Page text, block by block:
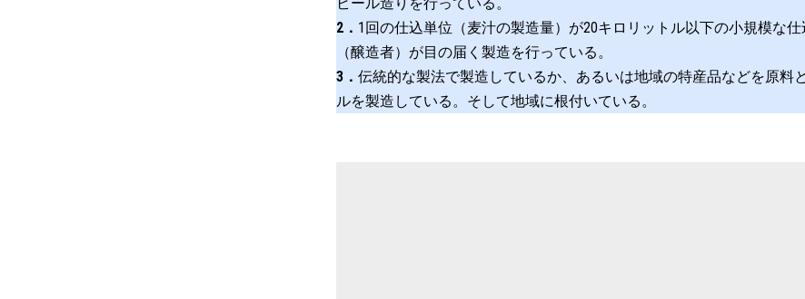
2． 1回の仕込単位（麦汁の製造量）が20キロリットル以下の小規模な
（醸造者）が目の届く製造を行っている。
3． 伝統的な製法で製造しているか、あるいは地域の特産品などを原料
ルを製造している。そして地域に根付いている。